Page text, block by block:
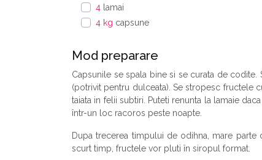
4 lamai
4 kg capsune
Mod preparare
Capsunile se spala bine si se curata de
(potrivit pentru dulceata). Se stropesc fructele
taiata in felii subtiri. Puteti renunta la lamaie
într-un loc racoros peste noapte.
Dupa trecerea timpului de odihna, mare
scurt timp, fructele vor pluti în siropul format.